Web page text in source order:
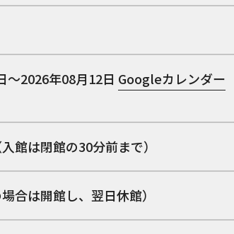
～2026年08月12日 Googleカレンダー
館は閉館の30分前まで）
合は開館し、翌日休館）